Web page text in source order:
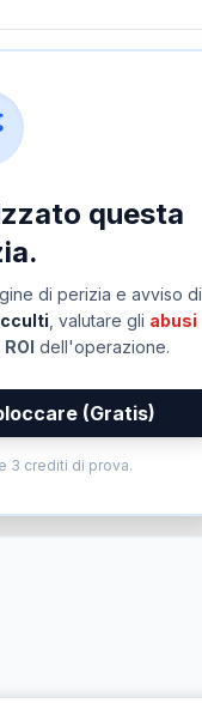
questa
di perizia e avviso di
, valutare gli abusi
ROI dell'operazione.
(Gratis)
3 crediti di prova.